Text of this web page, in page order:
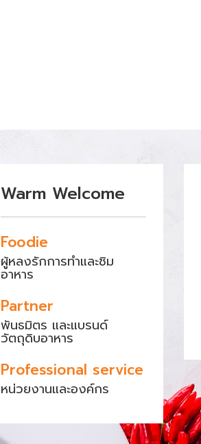
Warm Welcome
Foodie
ผู้หลงรักการทำและชิม
อาหาร
Partner
พันธมิตร และแบรนด์
วัตถุดิบอาหาร
Professional service
หน่วยงานและองค์กร